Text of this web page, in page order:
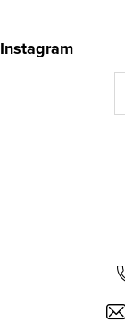
áInstagram